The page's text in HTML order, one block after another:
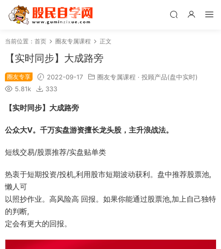
当前位置： 首页 圈友专属课程 正文
【实时同步】大成路旁
圈友专享 2022-09-17 圈友专属课程 · 投顾产品(盘中实时)
5.81k
333
【实时同步】大成路旁
公众大V。千万实盘游资擅长龙头股，主升浪战法。
短线交易/股票推荐/实盘贴单类
热衷于短期投资/投机,利用股市短期波动获利。盘中推荐股票池,
懒人可
以照抄作业。高风险高 回报。如果你能通过股票池,加上自己独特
的判断,
定会有更大的回报。